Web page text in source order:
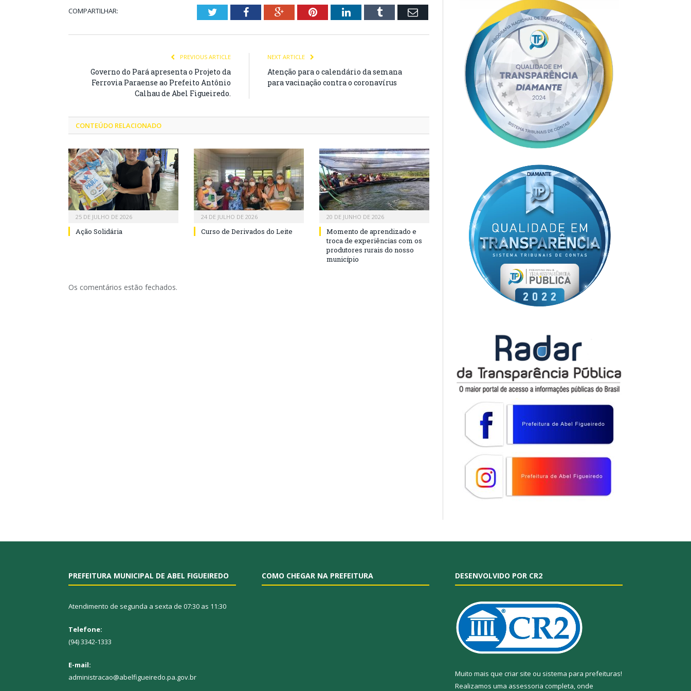
COMPARTILHAR: TwitterFacebookGoogle+PinterestLinkedInTumblr Email
PREVIOUS ARTICLE
Governo do Pará apresenta o Projeto da
Ferrovia Paraense ao Prefeito Antônio
Calhau de Abel Figueiredo.
NEXT ARTICLE
Atenção para o calendário da semana
para vacinação contra o coronavírus
CONTEÚDO RELACIONADO
25 DE JULHO DE 2026
Ação Solidária
24 DE JULHO DE 2026
Curso de Derivados do Leite
20 DE JUNHO DE 2026
Momento de aprendizado e
troca de experiências com os
produtores rurais do nosso
município
Os comentários estão fechados.
PREFEITURA MUNICIPAL DE ABEL FIGUEIREDO
Atendimento de segunda a sexta de 07:30 as 11:30
Telefone:
(94) 3342-1333
E-mail:
administracao@abelfigueiredo.pa.gov.br
COMO CHEGAR NA PREFEITURA DESENVOLVIDO POR CR2
Muito mais que criar site ou sistema para prefeituras!
Realizamos uma assessoria completa, onde